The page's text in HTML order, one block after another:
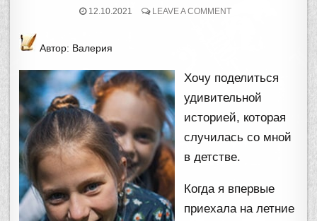
12.10.2021 LEAVE A COMMENT
Автор: Валерия
Хочу поделиться
удивительной
историей, которая
случилась со мной
в детстве.
Когда я впервые
приехала на летние